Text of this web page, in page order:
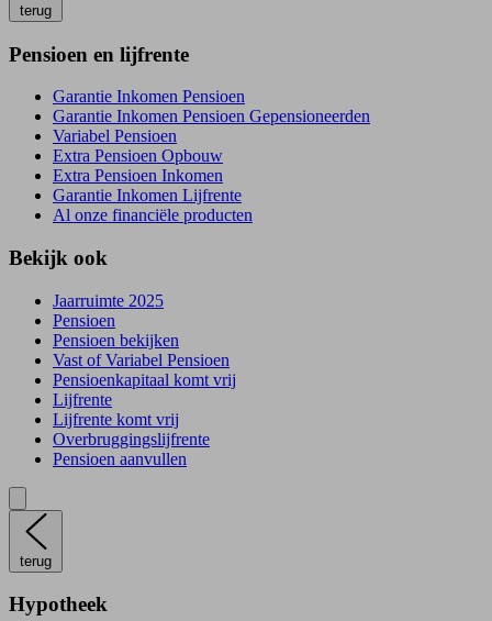
terug
Pensioen en lijfrente
Garantie Inkomen Pensioen
Garantie Inkomen Pensioen Gepensioneerden
Variabel Pensioen
Extra Pensioen Opbouw
Extra Pensioen Inkomen
Garantie Inkomen Lijfrente
Al onze financiële producten
Bekijk ook
Jaarruimte 2025
Pensioen
Pensioen bekijken
Vast of Variabel Pensioen
Pensioenkapitaal komt vrij
Lijfrente
Lijfrente komt vrij
Overbruggingslijfrente
Pensioen aanvullen
terug
Hypotheek